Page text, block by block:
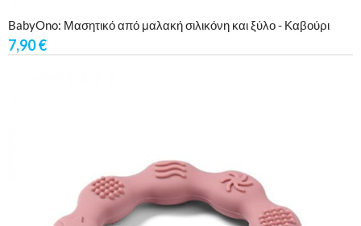
BabyOno: Μασητικό από μαλακή σιλικόνη και ξύλο - Καβούρι
7,90€